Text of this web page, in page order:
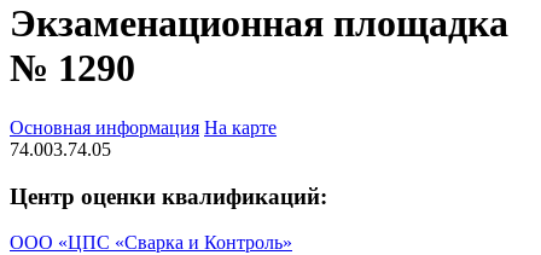
Экзаменационная площадка
№ 1290
Основная информация На карте
74.003.74.05
Центр оценки квалификаций:
ООО «ЦПС «Сварка и Контроль»